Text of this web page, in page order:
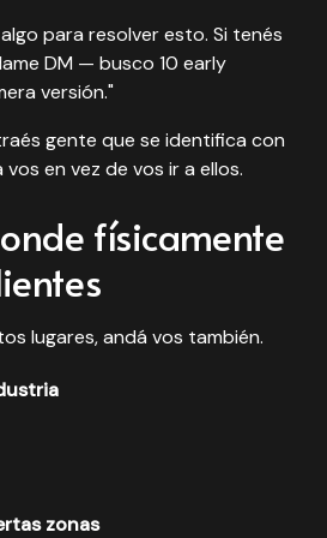
para resolver esto. Si tenés
DM — busco 10 early
versión."
gente que se identifica con
en vez de vos ir a ellos.
físicamente
lugares, andá vos también.
zonas